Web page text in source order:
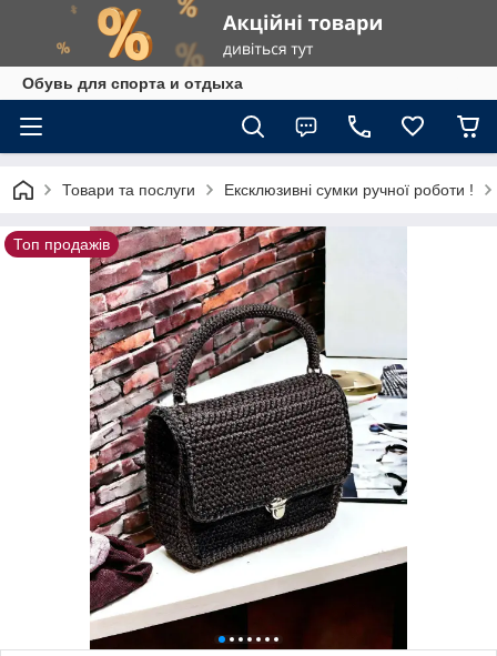
Обувь для спорта и отдыха
Товари та послуги Ексклюзивні сумки ручної роботи !
Топ продажів